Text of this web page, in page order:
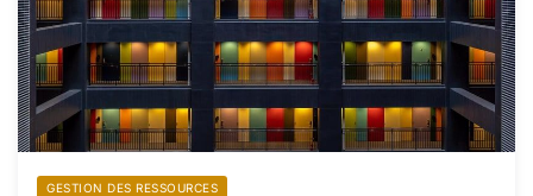
GESTION DES RESSOURCES